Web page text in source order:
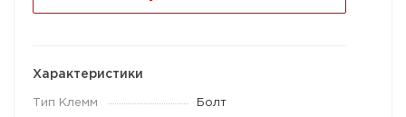
Характеристики
Тип Клемм Болт